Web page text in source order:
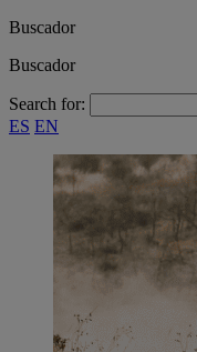
Buscador
Buscador
Search for:
ES EN